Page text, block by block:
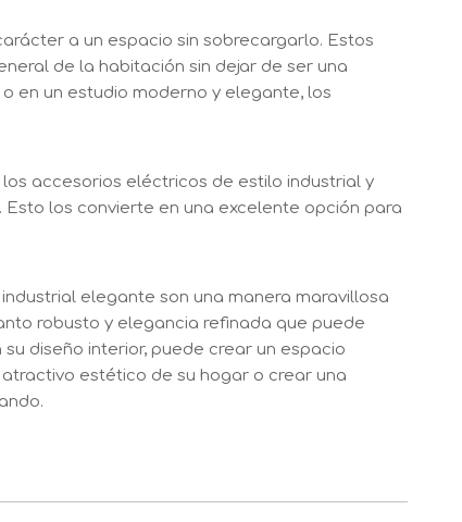
a un espacio sin sobrecargarlo. Estos
de la habitación sin dejar de ser una
en un estudio moderno y elegante, los
accesorios eléctricos de estilo industrial y
los convierte en una excelente opción para
elegante son una manera maravillosa
robusto y elegancia refinada que puede
diseño interior, puede crear un espacio
estético de su hogar o crear una